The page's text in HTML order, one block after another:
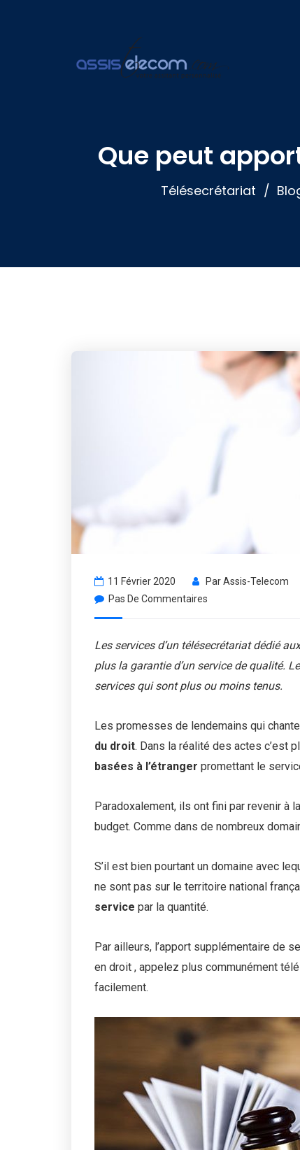
Que peut
Télésecrétariat
11 Février 2020 ParAssis-Telecom
Pas De Commentaires
Les services d’un télésecrétariat dédié
plus la garantie d’un service de qualité.
services qui sont plus ou moins tenus.
Les promesses de lendemains qui
du droit. Dans la réalité des actes c’est
basées à l’étranger promettant le
Paradoxalement, ils ont fini par revenir à la
budget. Comme dans de nombreux
S’il est bien pourtant un domaine avec
ne sont pas sur le territoire national
service par la quantité.
Par ailleurs, l’apport supplémentaire de
en droit , appelez plus communément
facilement.